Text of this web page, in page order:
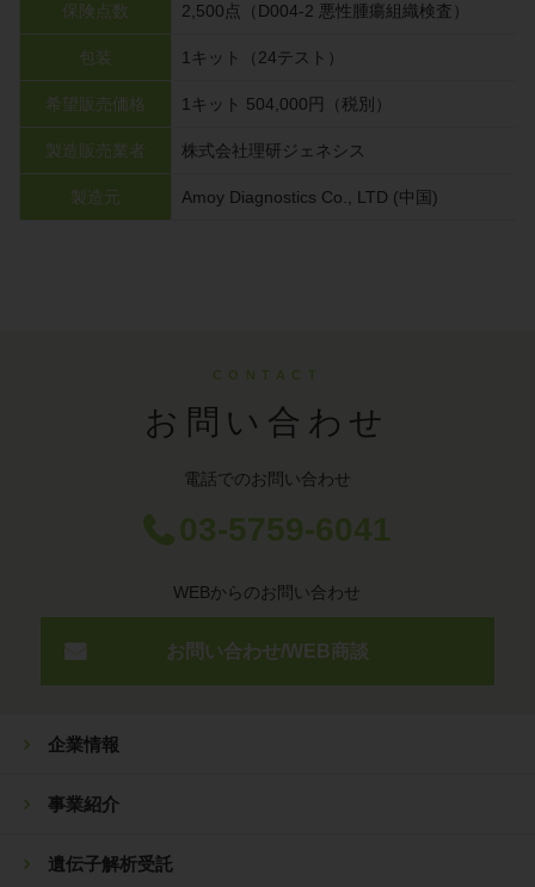
保険点数 2,500点（D004-2 悪性腫瘍組織検査）
包装 1キット（24テスト）
希望販売価格 1キット 504,000円（税別）
製造販売業者 株式会社理研ジェネシス
製造元 Amoy Diagnostics Co., LTD (中国)
CONTACT
お問い合わせ
電話でのお問い合わせ
03-5759-6041
WEBからのお問い合わせ
お問い合わせ/WEB商談
企業情報
事業紹介
遺伝子解析受託